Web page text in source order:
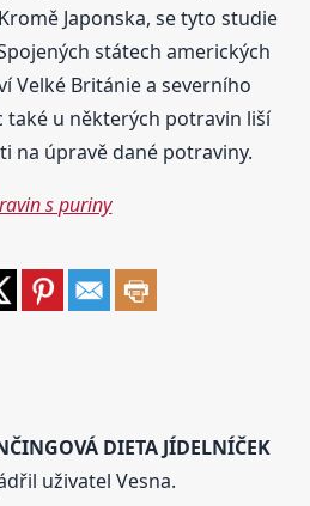
Japonska, se tyto studie
státech amerických
Velké Británie a severního
také u některých potravin liší
na úpravě dané potraviny.
s puriny
DIETA JÍDELNÍČEK
uživatel Vesna.